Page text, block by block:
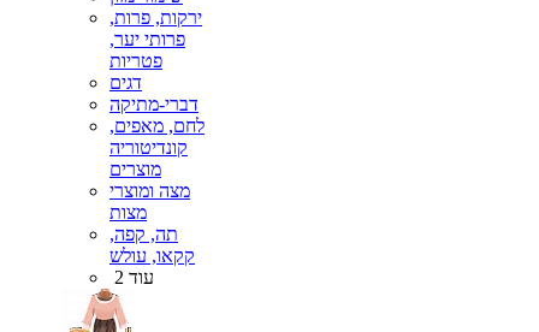
ירקות, פרות,
פרותי יער,
פטריות
דגים
דברי-מתיקה
לחם, מאפים,
קונדיטוריה
מוצרים
מצה ומוצרי
מצות
תה, קפה,
קקאו, עולש
עוד 2